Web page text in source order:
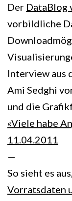
Der DataBlog
vorbildliche
Interview aus
Ami Sedghi
und die
«Viele habe
11.04.2011
—
So sieht es
Vorratsdaten